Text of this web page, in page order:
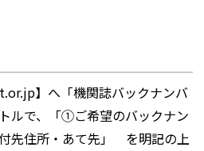
】へ「機関誌バックナンバ
ルで、「①ご希望のバックナン
先住所・あて先」 を明記の上